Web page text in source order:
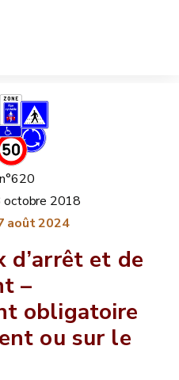
octobre 2018
août 2024
d’arrêt et de
–
obligatoire
ou sur le